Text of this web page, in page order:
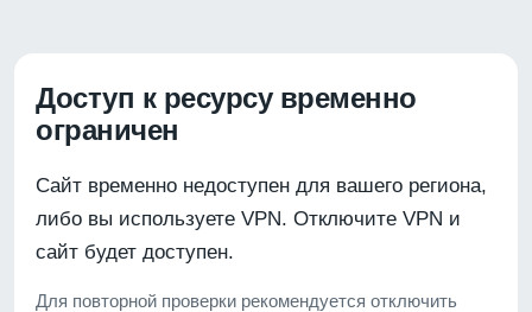
Доступ к ресурсу временно
ограничен
Сайт временно недоступен для вашего региона,
либо вы используете VPN. Отключите VPN и
сайт будет доступен.
Для повторной проверки рекомендуется отключить